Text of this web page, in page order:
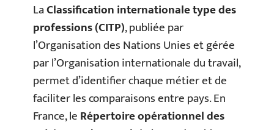
LaClassification internationale type des
professions (CITP), publiée par
l’Organisation des Nations Unies et gérée
par l’Organisation internationale du travail,
permet d’identifier chaque métier et de
faciliter les comparaisons entre pays. En
France, leRépertoire opérationnel des